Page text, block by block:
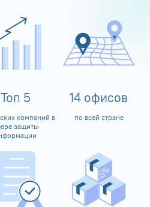
Топ 5
компаний в
защиты
14 офисов
по всей стране